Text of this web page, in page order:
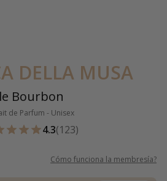
DELLA MUSA
Bourbon
de Parfum - Unisex
4.3(123)
Cómo funciona la membresía?